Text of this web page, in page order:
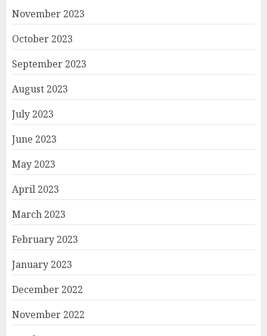
November 2023
October 2023
September 2023
August 2023
July 2023
June 2023
May 2023
April 2023
March 2023
February 2023
January 2023
December 2022
November 2022